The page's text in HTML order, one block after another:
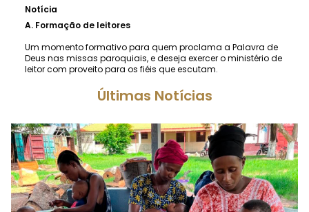
Notícia
A. Formação de leitores
Um momento formativo para quem proclama a Palavra de
Deus nas missas paroquiais, e deseja exercer o ministério de
leitor com proveito para os fiéis que escutam.
Últimas Notícias